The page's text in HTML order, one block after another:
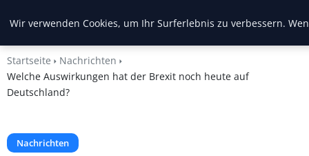
Crema Gelato
Startseite
Nachrichten
Welche Auswirkungen hat der Brexit noch heute auf
Deutschland?
Nachrichten
Wir verwenden Cookies, um Ihr Surferlebnis zu verbessern.